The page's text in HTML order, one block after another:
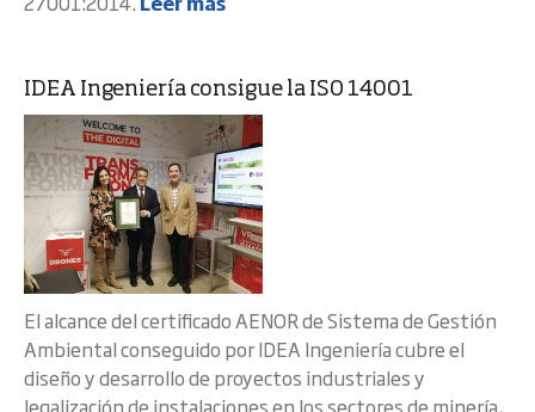
IDEA Ingeniería consigue la ISO 14001
El alcance del certificado AENOR de Sistema de Gestión
Ambiental conseguido por IDEA Ingeniería cubre el
diseño y desarrollo de proyectos industriales y
legalización de instalaciones en los sectores de minería,